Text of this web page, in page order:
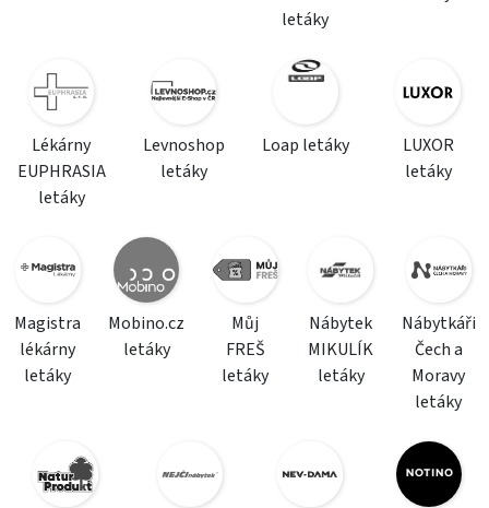
letáky
Lékárny
EUPHRASIA
letáky
Levnoshop
letáky
Loap letáky
LUXOR
letáky
Magistra
lékárny
letáky
Mobino.cz
letáky
Můj
FREŠ
letáky
Nábytek
MIKULÍK
letáky
Nábytkáři
Čech a
Moravy
letáky